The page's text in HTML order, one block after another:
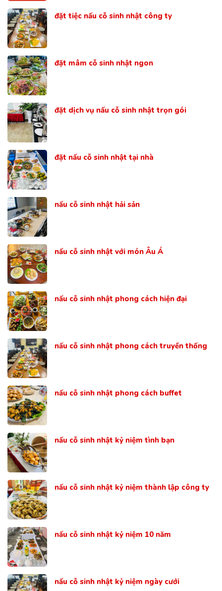
đặt tiệc nấu cỗ sinh nhật công ty
đặt mâm cỗ sinh nhật ngon
đặt dịch vụ nấu cỗ sinh nhật trọn gói
đặt nấu cỗ sinh nhật tại nhà
nấu cỗ sinh nhật hải sản
nấu cỗ sinh nhật với món Âu Á
nấu cỗ sinh nhật phong cách hiện đại
nấu cỗ sinh nhật phong cách truyền thống
nấu cỗ sinh nhật phong cách buffet
nấu cỗ sinh nhật kỷ niệm tình bạn
nấu cỗ sinh nhật kỷ niệm thành lập công ty
nấu cỗ sinh nhật kỷ niệm 10 năm
nấu cỗ sinh nhật kỷ niệm ngày cưới